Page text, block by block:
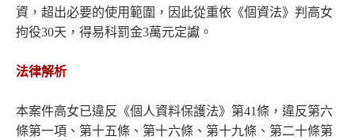
資，超出必要的使用範圍，因此從重依《個資法》判高女
拘役30天，得易科罰金3萬元定讞。
法律解析
本案件高女已違反《個人資料保護法》第41條，違反第六
條第一項、第十五條、第十六條、第十九條、第二十條第